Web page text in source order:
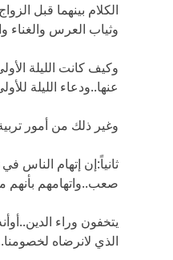
الكلام بينهما قبل
وثياب العرس والغناء
وكيف كانت الليلة
عنها..ودعاء الليلة
وغير ذلك من أمور
ثانياً:إن إتهام الناس
صعب..واتهامهم بأنهم
يتخفون وراء
الذي لانرضاه